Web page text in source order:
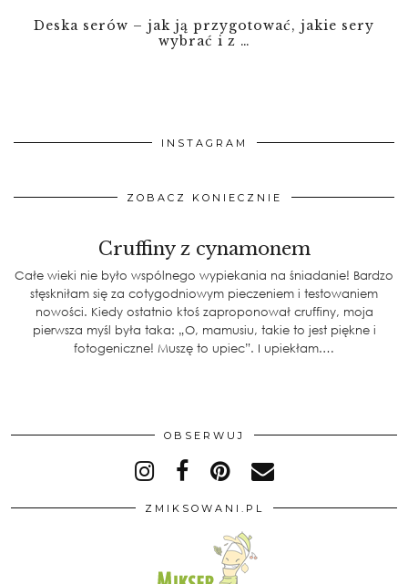
Deska serów – jak ją przygotować, jakie sery
wybrać i z …
INSTAGRAM
ZOBACZ KONIECZNIE
Cruffiny z cynamonem
Całe wieki nie było wspólnego wypiekania na śniadanie! Bardzo
stęskniłam się za cotygodniowym pieczeniem i testowaniem
nowości. Kiedy ostatnio ktoś zaproponował cruffiny, moja
pierwsza myśl była taka: „O, mamusiu, takie to jest piękne i
fotogeniczne! Muszę to upiec”. I upiekłam.…
OBSERWUJ
ZMIKSOWANI.PL